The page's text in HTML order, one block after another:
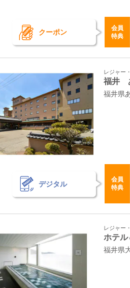
クーポン
会員
特典
レジャー
福井
福井県
デジタル
会員
特典
レジャー
ホテ
福井県